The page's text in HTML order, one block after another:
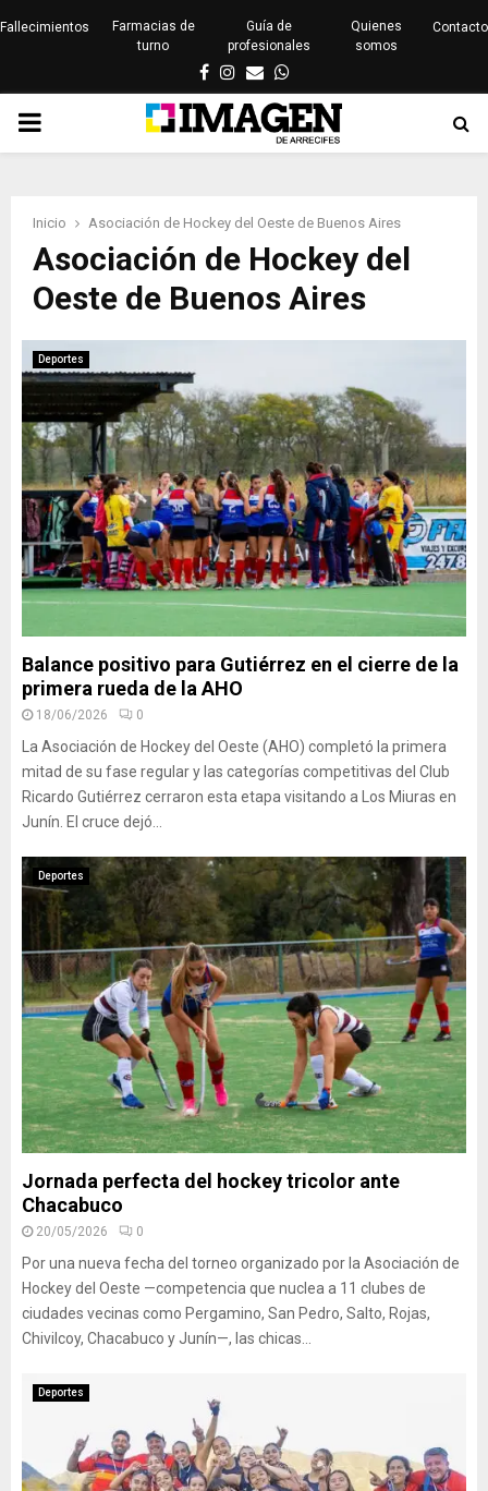
Fallecimientos
Farmacias de
turno
Guía de
profesionales
Quienes
somos
Contacto
Facebook
Instagram
EmailWhatsapp
PRIMARY
Inicio Asociación de Hockey del Oeste de Buenos Aires
Asociación de Hockey del
Oeste de Buenos Aires
Deportes
Balance positivo para Gutiérrez en el cierre de la
primera rueda de la AHO
18/06/2026 0
La Asociación de Hockey del Oeste (AHO) completó la primera
mitad de su fase regular y las categorías competitivas del Club
Ricardo Gutiérrez cerraron esta etapa visitando a Los Miuras en
Junín. El cruce dejó...
Deportes
Jornada perfecta del hockey tricolor ante
Chacabuco
20/05/2026 0
Por una nueva fecha del torneo organizado por la Asociación de
Hockey del Oeste —competencia que nuclea a 11 clubes de
ciudades vecinas como Pergamino, San Pedro, Salto, Rojas,
Chivilcoy, Chacabuco y Junín—, las chicas...
Deportes